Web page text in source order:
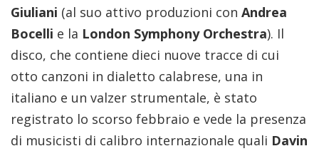
Giuliani (al suo attivo produzioni con Andrea
Bocelli e la London Symphony Orchestra). Il
disco, che contiene dieci nuove tracce di cui
otto canzoni in dialetto calabrese, una in
italiano e un valzer strumentale, è stato
registrato lo scorso febbraio e vede la presenza
di musicisti di calibro internazionale quali Davin